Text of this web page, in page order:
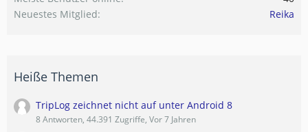
Neuestes Mitglied
Reika
Heiße Themen
TripLog zeichnet nicht auf unter Android 8
8 Antworten, 44.391 Zugriffe, Vor 7 Jahren